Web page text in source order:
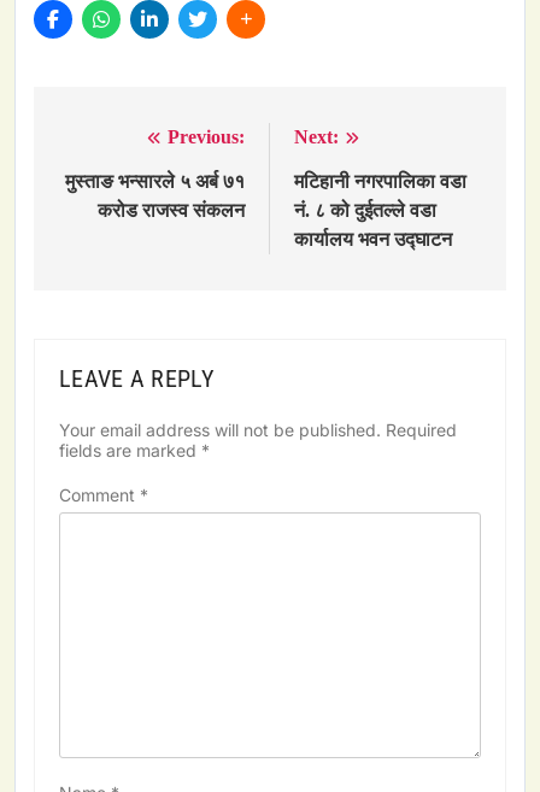
navigation
Previous:
मुस्ताङ भन्सारले ५ अर्ब ७१
करोड राजस्व संकलन
Next:
मटिहानी नगरपालिका वडा
नं. ८ को दुईतल्ले वडा
कार्यालय भवन उद्घाटन
LEAVE A REPLY
Your email address will not be published. Required
fields are marked *
Comment *